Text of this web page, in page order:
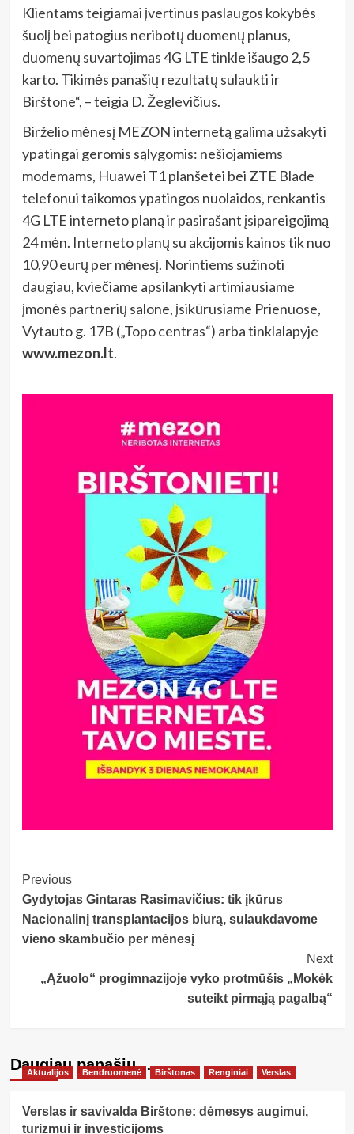
Klientams teigiamai įvertinus paslaugos kokybės
šuolį bei patogius neribotų duomenų planus,
duomenų suvartojimas 4G LTE tinkle išaugo 2,5
karto. Tikimės panašių rezultatų sulaukti ir
Birštone“, –teigia D. Žeglevičius.
Birželio mėnesį MEZON internetą galima užsakyti
ypatingai geromis sąlygomis: nešiojamiems
modemams, Huawei T1 planšetei bei ZTE Blade
telefonui taikomos ypatingos nuolaidos, renkantis
4G LTE interneto planą ir pasirašant įsipareigojimą
24 mėn. Interneto planų su akcijomis kainos tik nuo
10,90 eurų per mėnesį. Norintiems sužinoti
daugiau, kviečiame apsilankyti artimiausiame
įmonės partnerių salone, įsikūrusiame Prienuose,
Vytauto g. 17B („Topo centras“) arba tinklalapyje
www.mezon.lt.
Post
Navigation
Previous
Gydytojas Gintaras Rasimavičius: tik įkūrus
Nacionalinį transplantacijos biurą, sulaukdavome
vieno skambučio per mėnesį
Next
„Ąžuolo“ progimnazijoje vyko protmūšis „Mokėk
suteikt pirmąją pagalbą“
Daugiau panašių…
Aktualijos Bendruomenė Birštonas Renginiai Verslas
Verslas ir savivalda Birštone: dėmesys augimui,
turizmui ir investicijoms